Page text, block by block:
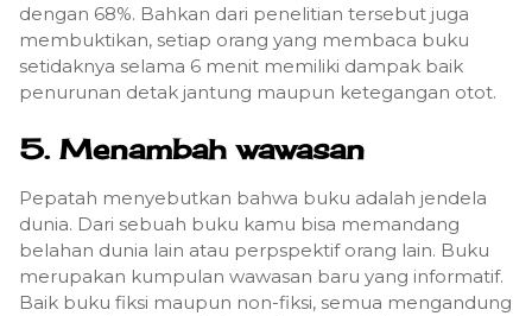
dengan 68%. Bahkan dari penelitian tersebut juga
membuktikan, setiap orang yang membaca buku
setidaknya selama 6 menit memiliki dampak baik
penurunan detak jantung maupun ketegangan otot.
5. Menambah wawasan
Pepatah menyebutkan bahwa buku adalah jendela
dunia. Dari sebuah buku kamu bisa memandang
belahan dunia lain atau perpspektif orang lain. Buku
merupakan kumpulan wawasan baru yang informatif.
Baik buku fiksi maupun non-fiksi, semua mengandung